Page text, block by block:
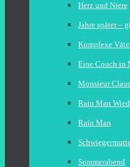
Herz und Niere
Jahre später –
Komplexe
Eine Couch in
Monsieur
Rain Man
Rain Man
Sommerabend